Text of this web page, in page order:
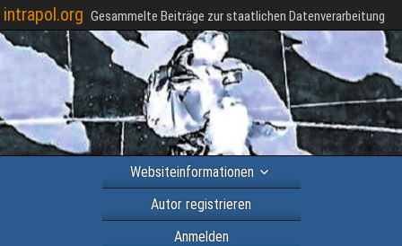
intrapol.org Gesammelte Beiträge zur staatlichen Datenverarbeitung
Websiteinformationen
Autor registrieren
Anmelden